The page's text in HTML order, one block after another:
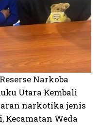
Narkoba
Utara Kembali
narkotika jenis
Kecamatan Weda